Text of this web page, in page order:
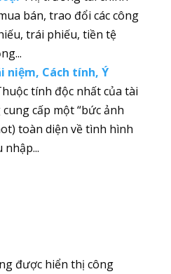
bán, trao đổi các công
trái phiếu, tiền tệ
niệm, Cách tính, Ý
tính độc nhất của tài
cấp một “bức ảnh
toàn diện về tình hình
nhập...
được hiển thị công